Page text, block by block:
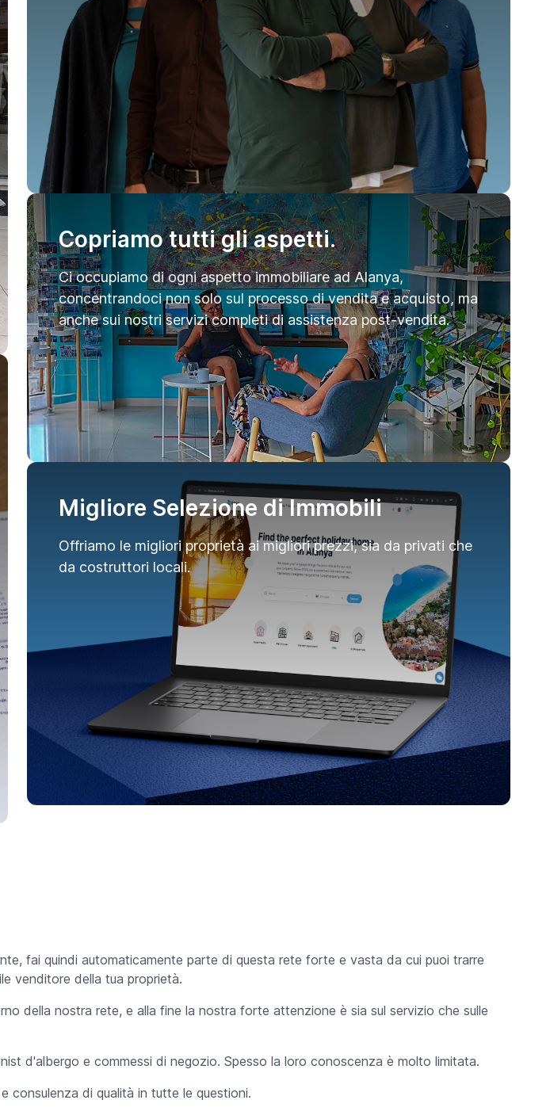
Copriamo tutti gli aspetti.
Ci occupiamo di ogni aspetto immobiliare ad Alanya,
concentrandoci non solo sul processo di vendita e acquisto, ma
anche sui nostri servizi completi di assistenza post-vendita.
Migliore Selezione di Immobili
Offriamo le migliori proprietà ai migliori prezzi, sia da privati che
da costruttori locali.
fai quindi automaticamente parte di questa rete forte e vasta da cui puoi trarre
venditore della tua proprietà.
della nostra rete, e alla fine la nostra forte attenzione è sia sul servizio che sulle
d'albergo e commessi di negozio. Spesso la loro conoscenza è molto limitata.
consulenza di qualità in tutte le questioni.